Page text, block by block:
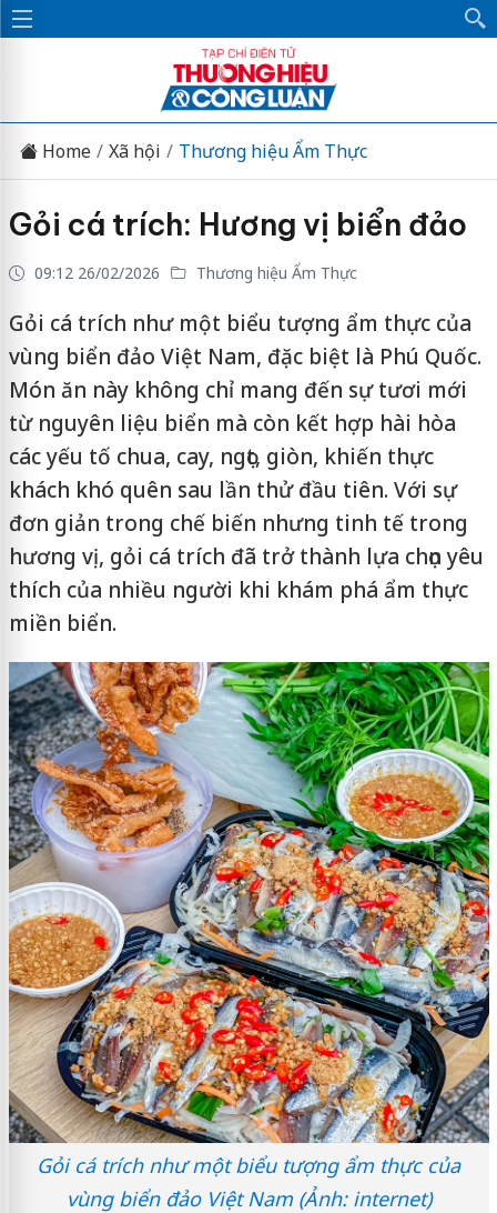
Home Xã hội Thương hiệu Ẩm Thực
Gỏi cá trích: Hương vị biển đảo
09:12 26/02/2026 Thương hiệu Ẩm Thực
Gỏi cá trích như một biểu tượng ẩm thực của
vùng biển đảo Việt Nam, đặc biệt là Phú Quốc.
Món ăn này không chỉ mang đến sự tươi mới
từ nguyên liệu biển mà còn kết hợp hài hòa
các yếu tố chua, cay, ngọt, giòn, khiến thực
khách khó quên sau lần thử đầu tiên. Với sự
đơn giản trong chế biến nhưng tinh tế trong
hương vị, gỏi cá trích đã trở thành lựa chọn yêu
thích của nhiều người khi khám phá ẩm thực
miền biển.
Gỏi cá trích như một biểu tượng ẩm thực của
vùng biển đảo Việt Nam (Ảnh: internet)